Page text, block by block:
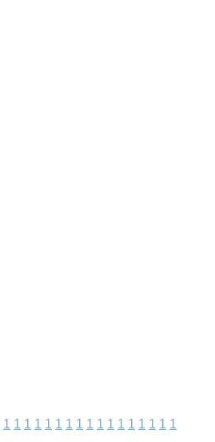
1 1 1 1 1 1 1 1 1 1 1 1 1 1 1 1 1